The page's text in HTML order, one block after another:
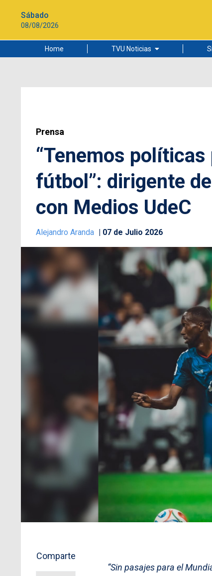
Sábado
08/08/2026
Home TVU Noticias
Ciudad
Prensa
“Tenemos
fútbol”: dirigente
con Medios UdeC
Alejandro Aranda 07 de Julio 2026
Comparte
“Sin pasajes para el